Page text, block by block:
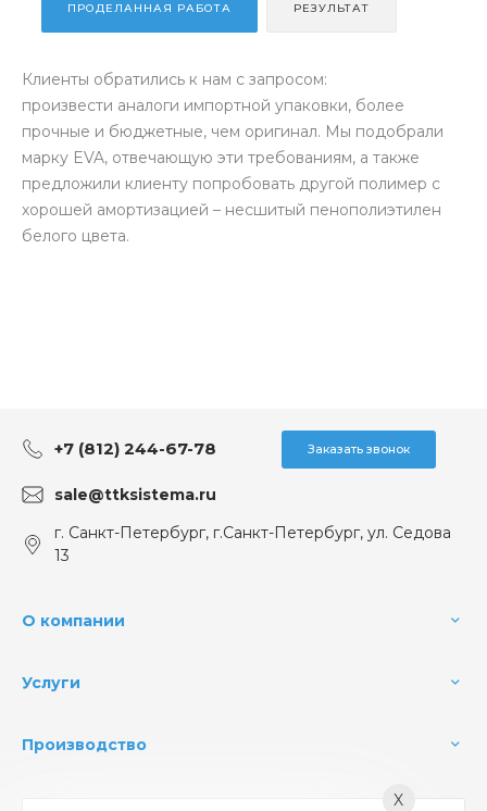
ПРОДЕЛАННАЯ РАБОТА РЕЗУЛЬТАТ
Клиенты обратились к нам с запросом:
произвести аналоги импортной упаковки, более
прочные и бюджетные, чем оригинал. Мы подобрали
марку EVA, отвечающую эти требованиям, а также
предложили клиенту попробовать другой полимер с
хорошей амортизацией – несшитый пенополиэтилен
белого цвета.
+7 (812) 244-67-78 Заказать звонок
sale@ttksistema.ru
г. Санкт-Петербург, г.Санкт-Петербург, ул. Седова
13
О компании
Услуги
Производство
X